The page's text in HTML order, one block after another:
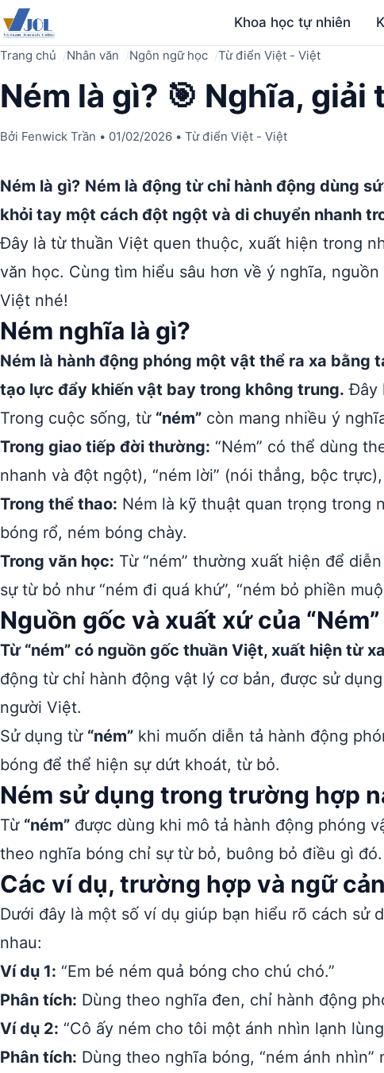
Khoa học tự nhiên
Trang chủ Nhân văn Ngôn ngữ học Từ điển Việt - Việt
Ném là gì? 🎯 Nghĩa, giải
Bởi Fenwick Trần • 01/02/2026 • Từ điển Việt - Việt
Ném là gì? Ném là động từ chỉ hành động dùng
khỏi tay một cách đột ngột và di chuyển nhanh
Đây là từ thuần Việt quen thuộc, xuất hiện trong
văn học. Cùng tìm hiểu sâu hơn về ý nghĩa,
Việt nhé!
Ném nghĩa là gì?
Ném là hành động phóng một vật thể ra xa bằng
tạo lực đẩy khiến vật bay trong không trung. Đây
Trong cuộc sống, từ “ném” còn mang nhiều ý
Trong giao tiếp đời thường: “Ném” có thể dùng
nhanh và đột ngột), “ném lời” (nói thẳng, bộc
Trong thể thao: Ném là kỹ thuật quan trọng trong
bóng rổ, ném bóng chày.
Trong văn học: Từ “ném” thường xuất hiện để
sự từ bỏ như “ném đi quá khứ”, “ném bỏ phiền
Nguồn gốc và xuất xứ của “Ném”
Từ “ném” có nguồn gốc thuần Việt, xuất hiện từ
động từ chỉ hành động vật lý cơ bản, được sử
người Việt.
Sử dụng từ “ném” khi muốn diễn tả hành động
bóng để thể hiện sự dứt khoát, từ bỏ.
Ném sử dụng trong trường hợp
Từ “ném” được dùng khi mô tả hành động phóng
theo nghĩa bóng chỉ sự từ bỏ, buông bỏ điều gì đó.
Các ví dụ, trường hợp và ngữ
Dưới đây là một số ví dụ giúp bạn hiểu rõ cách sử
nhau:
Ví dụ 1: “Em bé ném quả bóng cho chú chó.”
Phân tích: Dùng theo nghĩa đen, chỉ hành động
Ví dụ 2: “Cô ấy ném cho tôi một ánh nhìn lạnh
Phân tích: Dùng theo nghĩa bóng, “ném ánh